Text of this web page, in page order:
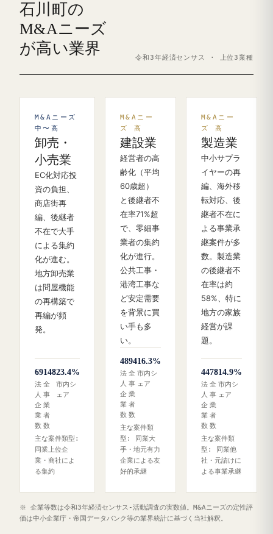
石川町の
M&Aニーズ
が高い業界
令和3年経済センサス · 上位3業種
M&Aニーズ
中〜高
卸売・
小売業
EC化対応投
資の負担、
商店街再
編、後継者
不在で大手
による集約
化が進む。
地方卸売業
は問屋機能
の再構築で
再編が頻
発。
69
法
人
企
業
数
148
全
事
業
者
数
23.4%
市内シ
ェア
主な案件類型:
同業上位企
業・商社によ
る集約
M&Aニー
ズ 高
建設業
経営者の高
齢化（平均
60歳超）
と後継者不
在率71%超
で、零細事
業者の集約
化が進行。
公共工事・
港湾工事な
ど安定需要
を背景に買
い手も多
い。
48
法
人
企
業
数
94
全
事
業
者
数
16.3%
市内シ
ェア
主な案件類
型: 同業大
手・地元有力
企業による友
好的承継
M&Aニー
ズ 高
製造業
中小サプラ
イヤーの再
編、海外移
転対応、後
継者不在に
よる事業承
継案件が多
数。製造業
の後継者不
在率は約
58%、特に
地方の家族
経営が課
題。
44
法
人
企
業
数
78
全
事
業
者
数
14.9%
市内シ
ェア
主な案件類
型: 同業他
社・元請けに
よる事業承継
※ 企業等数は令和3年経済センサス‐活動調査の実数値。M&Aニーズの定性評
価は中小企業庁・帝国データバンク等の業界統計に基づく当社解釈。